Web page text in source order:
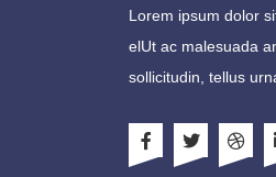
Lorem ipsum dolor
elUt ac malesuada
sollicitudin, tellus